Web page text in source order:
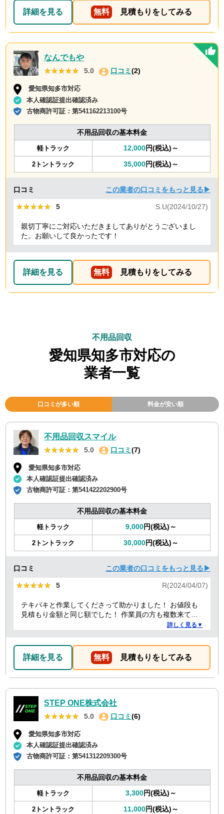
詳細を見る 無料 見積もりをしてみる
なんでもや
★★★★★
★★★★★ 5.0 口コミ(2)
愛知県知多市対応
本人確認証提出確認済み
古物商許可証：第541162213100号
不用品回収の基本料金
軽トラック 12,000円(税込)～
2トントラック 35,000円(税込)～
口コミ この業者の口コミをもっと見る▶
★★★★★
★★★★★ 5 S.U(2024/10/27)
親切丁寧にご対応いただきましてありがとうございまし
た。お願いして良かったです！
詳細を見る 無料 見積もりをしてみる
不用品回収
愛知県知多市対応の
業者一覧
口コミが多い順 料金が安い順
不用品回収スマイル
★★★★★
★★★★★ 5.0 口コミ (7)
愛知県知多市対応
本人確認証提出確認済み
古物商許可証：第541422202900号
不用品回収の基本料金
軽トラック 9,000円(税込)～
2トントラック 30,000円(税込)～
口コミ この業者の口コミをもっと見る▶
★★★★★
★★★★★ 5 R(2024/04/07)
テキパキと作業してくださって助かりました！ お値段も
見積もり金額と同じ額でした！ 作業員の方も複数来てく
ださり、 女性の方もいて安心しました！ こちらに頼んで
詳しく見る▼
詳細を見る 無料 見積もりをしてみる
STEP ONE株式会社
★★★★★
★★★★★ 5.0 口コミ (6)
愛知県知多市対応
本人確認証提出確認済み
古物商許可証：第541312209300号
不用品回収の基本料金
軽トラック 3,300円(税込)～
2トントラック 11,000円(税込)～